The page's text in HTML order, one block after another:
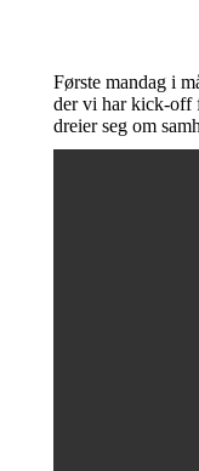
Første mandag i
der vi har kick-off
dreier seg om